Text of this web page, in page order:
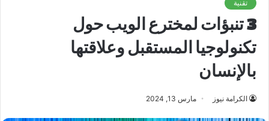
تقنية
3 تنبؤات لمخترع الويب حول
تكنولوجيا المستقبل وعلاقتها
بالإنسان
الكرامة نيوز مارس 13, 2024